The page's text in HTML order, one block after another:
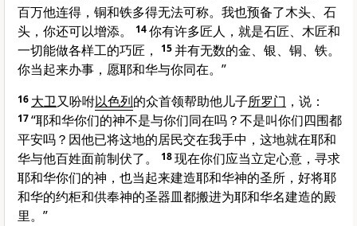
百万他连得，铜和铁多得无法可称。我也预备了木头、石
头，你还可以增添。
14你有许多匠人，就是石匠、木匠和
一切能做各样工的巧匠，
15并有无数的金、银、铜、铁。
你当起来办事，愿耶和华与你同在。”
16 大卫又吩咐以色列的众首领帮助他儿子所罗门 ，说：
17“耶和华你们的神不是与你们同在吗？不是叫你们四围都
平安吗？因他已将这地的居民交在我手中，这地就在耶和
华与他百姓面前制伏了。
18现在你们应当立定心意，寻求
耶和华你们的神，也当起来建造耶和华神的圣所，好将耶
和华的约柜和供奉神的圣器皿都搬进为耶和华名建造的殿
里。”